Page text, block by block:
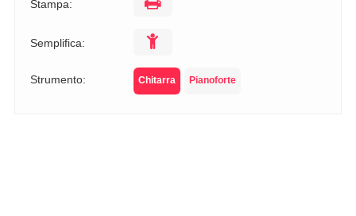
Stampa:
Semplifica:
Strumento: Chitarra Pianoforte